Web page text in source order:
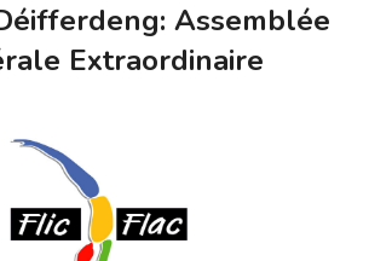
Assemblée
Extraordinaire